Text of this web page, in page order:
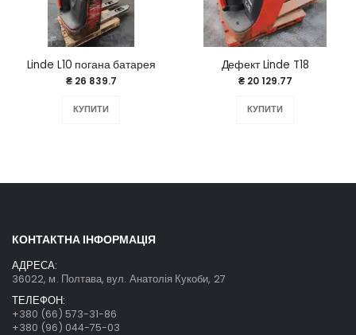
Linde L10 погана батарея
₴ 26 839.7
КУПИТИ
Дефект Linde T18
₴ 20 129.77
КУПИТИ
КОНТАКТНА ІНФОРМАЦІЯ
АДРЕСА:
36022, м. Полтава, вул. Анатолія Кукоби, 27
ТЕЛЕФОН:
+380 (66) 573-31-86
+380 (96) 044-75-03